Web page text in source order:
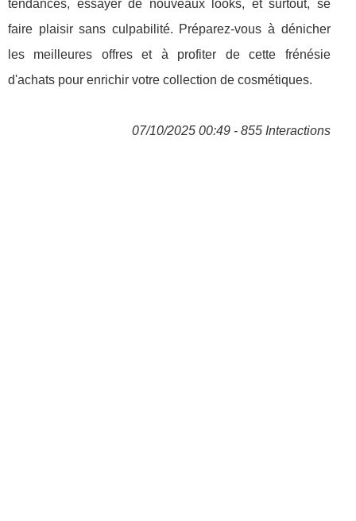
tendances, essayer de nouveaux looks, et surtout, se
faire plaisir sans culpabilité. Préparez-vous à dénicher
les meilleures offres et à profiter de cette frénésie
d'achats pour enrichir votre collection de cosmétiques.
07/10/2025 00:49 - 855 Interactions